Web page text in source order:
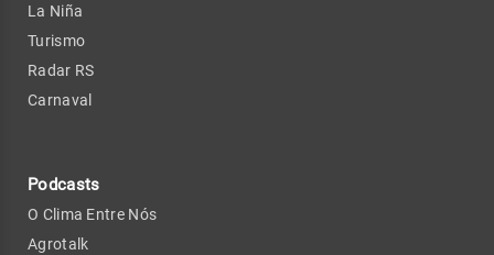
La Niña
Turismo
Radar RS
Carnaval
Podcasts
O Clima Entre Nós
Agrotalk